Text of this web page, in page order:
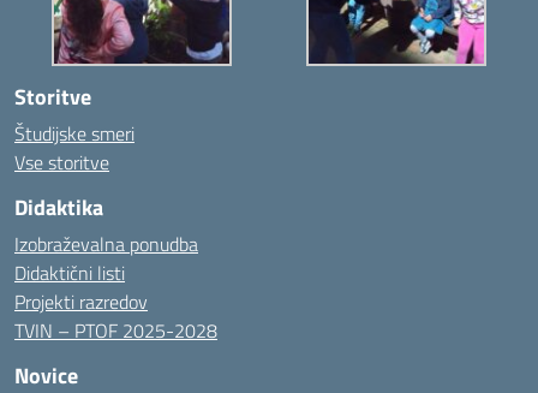
Storitve
Študijske smeri
Vse storitve
Didaktika
Izobraževalna ponudba
Didaktični listi
Projekti razredov
TVIN – PTOF 2025-2028
Novice